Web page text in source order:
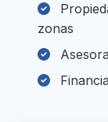
zonas